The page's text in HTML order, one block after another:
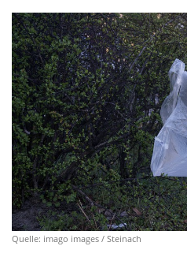
Quelle: imago images / Steinach